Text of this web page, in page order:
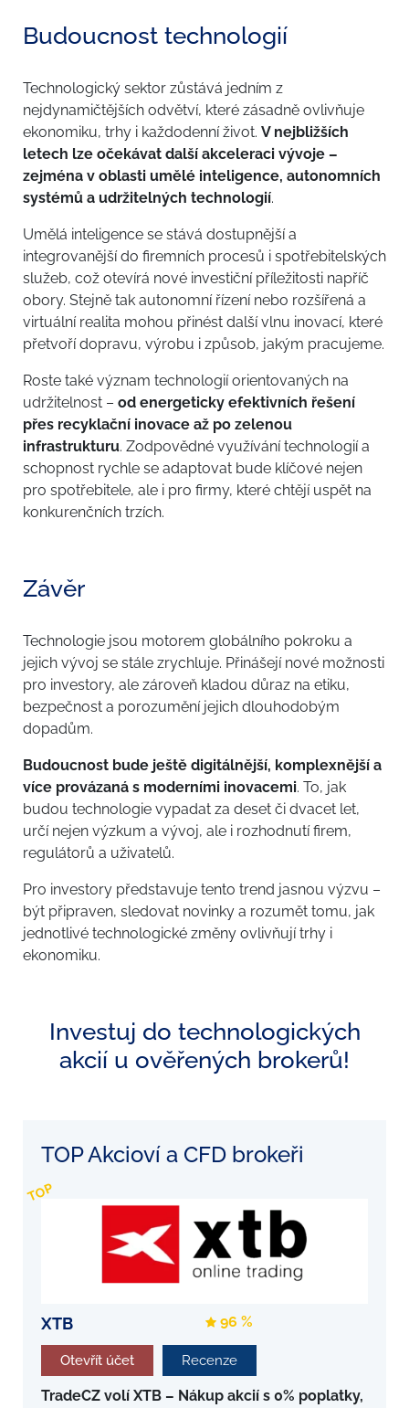
Budoucnost technologií
Technologický sektor zůstává jedním z
nejdynamičtějších odvětví, které zásadně ovlivňuje
ekonomiku, trhy i každodenní život. V nejbližších
letech lze očekávat další akceleraci vývoje –
zejména v oblasti umělé inteligence, autonomních
systémů a udržitelných technologií.
Umělá inteligence se stává dostupnější a
integrovanější do firemních procesů i spotřebitelských
služeb, což otevírá nové investiční příležitosti napříč
obory. Stejně tak autonomní řízení nebo rozšířená a
virtuální realita mohou přinést další vlnu inovací, které
přetvoří dopravu, výrobu i způsob, jakým pracujeme.
Roste také význam technologií orientovaných na
udržitelnost – od energeticky efektivních řešení
přes recyklační inovace až po zelenou
infrastrukturu. Zodpovědné využívání technologií a
schopnost rychle se adaptovat bude klíčové nejen
pro spotřebitele, ale i pro firmy, které chtějí uspět na
konkurenčních trzích.
Závěr
Technologie jsou motorem globálního pokroku a
jejich vývoj se stále zrychluje. Přinášejí nové možnosti
pro investory, ale zároveň kladou důraz na etiku,
bezpečnost a porozumění jejich dlouhodobým
dopadům.
Budoucnost bude ještě digitálnější, komplexnější a
více provázaná s moderními inovacemi. To, jak
budou technologie vypadat za deset či dvacet let,
určí nejen výzkum a vývoj, ale i rozhodnutí firem,
regulátorů a uživatelů.
Pro investory představuje tento trend jasnou výzvu –
být připraven, sledovat novinky a rozumět tomu, jak
jednotlivé technologické změny ovlivňují trhy i
ekonomiku.
Investuj do technologických
akcií u ověřených brokerů!
TOP Akcioví a CFD brokeři
TOP
XTB 96 %
Otevřít účet Recenze
TradeCZ volí XTB – Nákup akcií s 0% poplatky,